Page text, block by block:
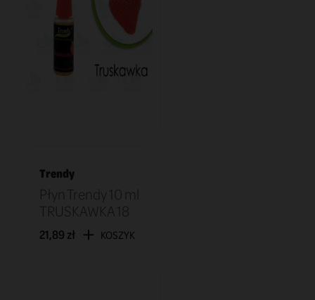
Trendy
Płyn Trendy 10 ml
TRUSKAWKA 18
21,89 zł KOSZYK